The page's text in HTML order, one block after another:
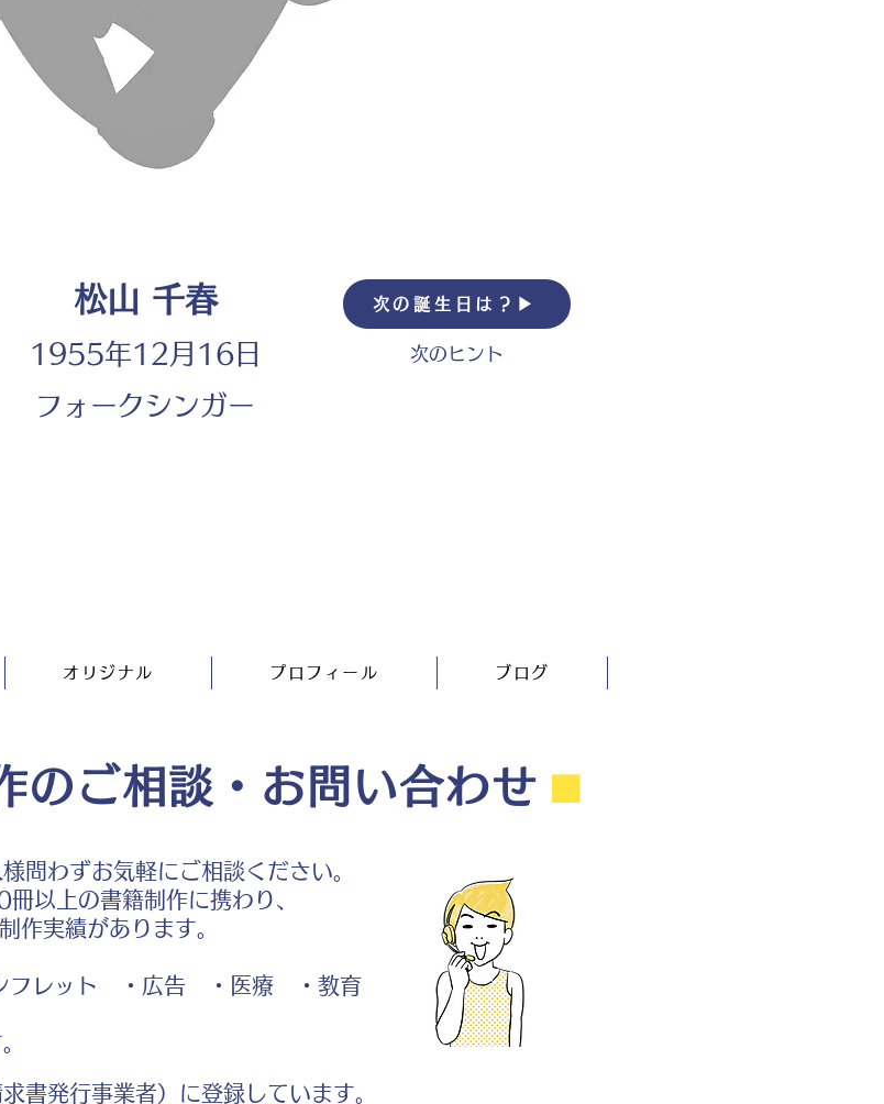
松山 千春
1955年12月16日
次の誕生日は？▶︎
次のヒント
フォークシンガー
オリジナル プロフィール ブログ
のご相談・お問い合わせ ⬛︎
問わずお気軽にご相談ください。
以上の書籍制作に携わり、
実績があります。
レット ・広告 ・医療 ・教育
書発行事業者）に登録しています。